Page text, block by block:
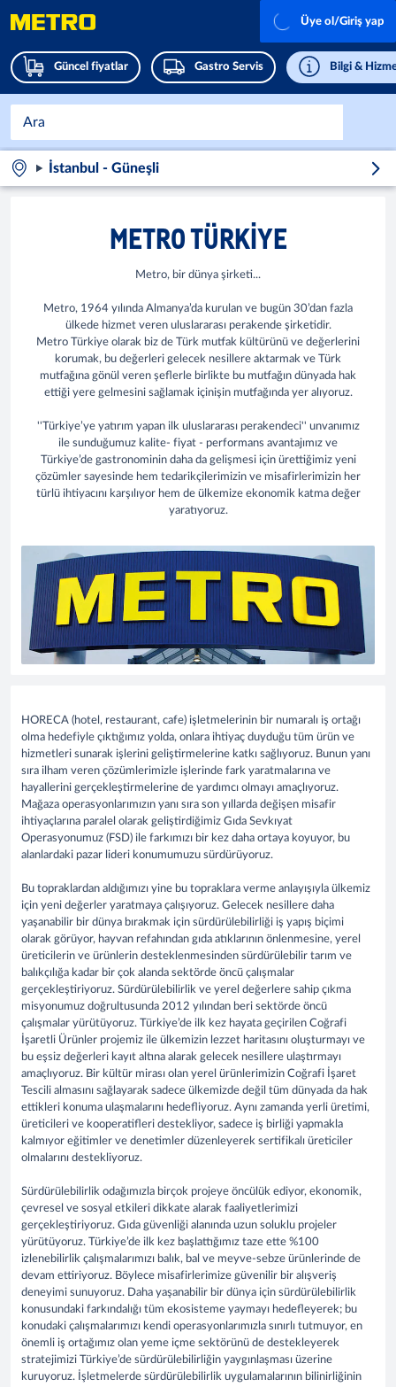
Güncel fiyatlar Gastro Servis Bilgi &
Üye ol/Giriş yap
İstanbul - Güneşli
METRO TÜRKIYE
Metro, bir dünya şirketi...
Metro, 1964 yılında Almanya’da kurulan ve bugün 30’dan fazla
ülkede hizmet veren uluslararası perakende şirketidir.
Metro Türkiye olarak biz de Türk mutfak kültürünü ve değerlerini
korumak, bu değerleri gelecek nesillere aktarmak ve Türk
mutfağına gönül veren şeflerle birlikte bu mutfağın dünyada hak
ettiği yere gelmesini sağlamak içinişin mutfağında yer alıyoruz.
''Türkiye’ye yatırım yapan ilk uluslararası perakendeci'' unvanımız
ile sunduğumuz kalite- fiyat - performans avantajımız ve
Türkiye’de gastronominin daha da gelişmesi için ürettiğimiz yeni
çözümler sayesinde hem tedarikçilerimizin ve misafirlerimizin her
türlü ihtiyacını karşılıyor hem de ülkemize ekonomik katma değer
yaratıyoruz.
HORECA (hotel, restaurant, cafe) işletmelerinin bir numaralı iş ortağı
olma hedefiyle çıktığımız yolda, onlara ihtiyaç duyduğu tüm ürün ve
hizmetleri sunarak işlerini geliştirmelerine katkı sağlıyoruz. Bunun yanı
sıra ilham veren çözümlerimizle işlerinde fark yaratmalarına ve
hayallerini gerçekleştirmelerine de yardımcı olmayı amaçlıyoruz.
Mağaza operasyonlarımızın yanı sıra son yıllarda değişen misafir
ihtiyaçlarına paralel olarak geliştirdiğimiz Gıda Sevkıyat
Operasyonumuz (FSD) ile farkımızı bir kez daha ortaya koyuyor, bu
alanlardaki pazar lideri konumumuzu sürdürüyoruz.
Bu topraklardan aldığımızı yine bu topraklara verme anlayışıyla ülkemiz
için yeni değerler yaratmaya çalışıyoruz. Gelecek nesillere daha
yaşanabilir bir dünya bırakmak için sürdürülebilirliği iş yapış biçimi
olarak görüyor, hayvan refahından gıda atıklarının önlenmesine, yerel
üreticilerin ve ürünlerin desteklenmesinden sürdürülebilir tarım ve
balıkçılığa kadar bir çok alanda sektörde öncü çalışmalar
gerçekleştiriyoruz. Sürdürülebilirlik ve yerel değerlere sahip çıkma
misyonumuz doğrultusunda 2012 yılından beri sektörde öncü
çalışmalar yürütüyoruz. Türkiye’de ilk kez hayata geçirilen Coğrafi
İşaretli Ürünler projemiz ile ülkemizin lezzet haritasını oluşturmayı ve
bu eşsiz değerleri kayıt altına alarak gelecek nesillere ulaştırmayı
amaçlıyoruz. Bir kültür mirası olan yerel ürünlerimizin Coğrafi İşaret
Tescili almasını sağlayarak sadece ülkemizde değil tüm dünyada da hak
ettikleri konuma ulaşmalarını hedefliyoruz. Aynı zamanda yerli üretimi,
üreticileri ve kooperatifleri destekliyor, sadece iş birliği yapmakla
kalmıyor eğitimler ve denetimler düzenleyerek sertifikalı üreticiler
olmalarını destekliyoruz.
Sürdürülebilirlik odağımızla birçok projeye öncülük ediyor, ekonomik,
çevresel ve sosyal etkileri dikkate alarak faaliyetlerimizi
gerçekleştiriyoruz. Gıda güvenliği alanında uzun soluklu projeler
yürütüyoruz. Türkiye’de ilk kez başlattığımız taze ette %100
izlenebilirlik çalışmalarımızı balık, bal ve meyve-sebze ürünlerinde de
devam ettiriyoruz. Böylece misafirlerimize güvenilir bir alışveriş
deneyimi sunuyoruz. Daha yaşanabilir bir dünya için sürdürülebilirlik
konusundaki farkındalığı tüm ekosisteme yaymayı hedefleyerek; bu
konudaki çalışmalarımızı kendi operasyonlarımızla sınırlı tutmuyor, en
önemli iş ortağımız olan yeme içme sektörünü de destekleyerek
stratejimizi Türkiye’de sürdürülebilirliğin yaygınlaşması üzerine
kuruyoruz. İşletmelerde sürdürülebilirlik uygulamalarının bilinirliğinin